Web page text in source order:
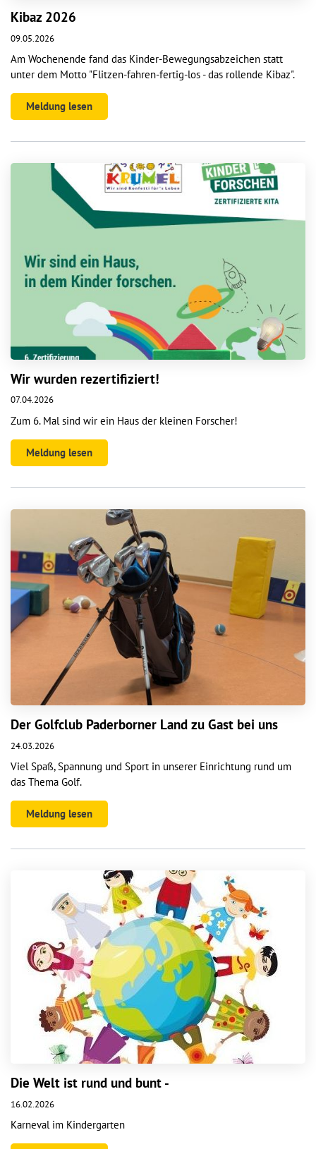
Kibaz 2026
09.05.2026
Am Wochenende fand das Kinder-Bewegungsabzeichen statt
unter dem Motto "Flitzen-fahren-fertig-los - das rollende Kibaz".
Meldung lesen
Wir wurden rezertifiziert!
07.04.2026
Zum 6. Mal sind wir ein Haus der kleinen Forscher!
Meldung lesen
Der Golfclub Paderborner Land zu Gast bei uns
24.03.2026
Viel Spaß, Spannung und Sport in unserer Einrichtung rund um
das Thema Golf.
Meldung lesen
Die Welt ist rund und bunt -
16.02.2026
Karneval im Kindergarten